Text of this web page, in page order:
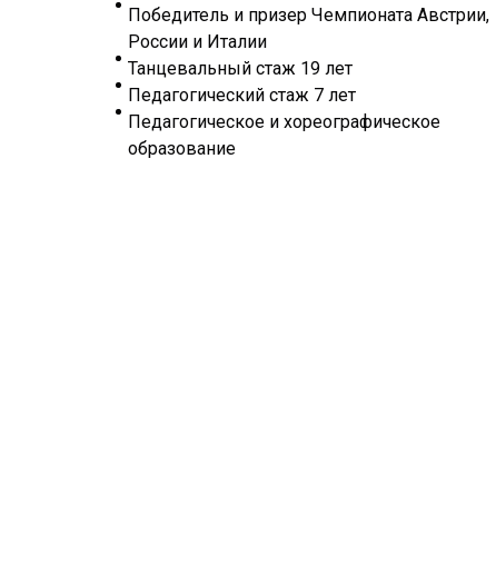
Победитель и призер Чемпионата Австрии,
России и Италии
Танцевальный стаж 19 лет
Педагогический стаж 7 лет
Педагогическое и хореографическое
образование